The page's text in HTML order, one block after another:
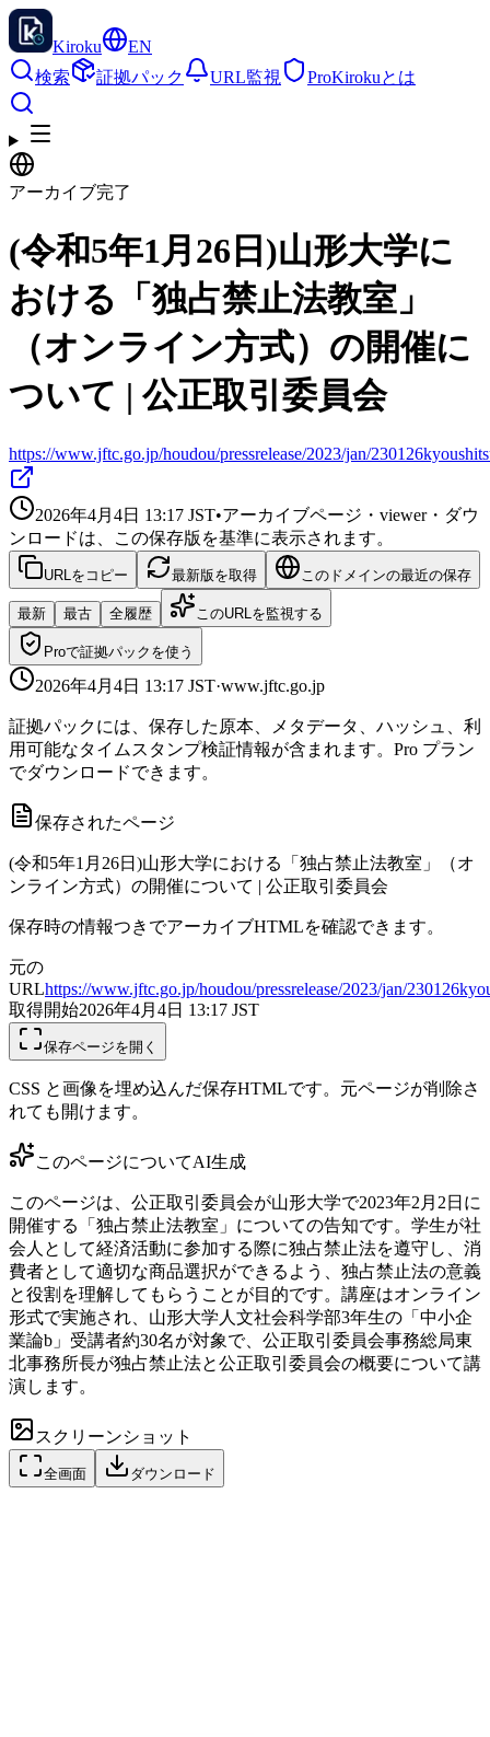
Kiroku
EN
検索
証拠パック URL監視 ProKirokuとは
アーカイブ完了
(令和5年1月26日)山形大学に
おける「独占禁止法教室」
（オンライン方式）の開催に
ついて | 公正取引委員会
https://www.jftc.go.jp/houdou/pressrelease/2023/jan/
2026年4月4日 13:17 JST•アーカイブページ・viewer・ダウ
ンロードは、この保存版を基準に表示されます。
URLをコピー 最新版を取得 このドメインの最近の保存
最新 最古 全履歴 このURLを監視する
Proで証拠パックを使う
2026年4月4日 13:17 JST·www.jftc.go.jp
証拠パックには、保存した原本、メタデータ、ハッシュ、利
用可能なタイムスタンプ検証情報が含まれます。Pro プラン
でダウンロードできます。
保存されたページ
(令和5年1月26日)山形大学における「独占禁止法教室」（オ
ンライン方式）の開催について | 公正取引委員会
保存時の情報つきでアーカイブHTMLを確認できます。
元の
URLhttps://www.jftc.go.jp/houdou/pressrelease/2023/jan/
取得開始2026年4月4日 13:17 JST
保存ページを開く
CSS と画像を埋め込んだ保存HTMLです。元ページが削除さ
れても開けます。
このページについてAI生成
このページは、公正取引委員会が山形大学で2023年2月2日に
開催する「独占禁止法教室」についての告知です。学生が社
会人として経済活動に参加する際に独占禁止法を遵守し、消
費者として適切な商品選択ができるよう、独占禁止法の意義
と役割を理解してもらうことが目的です。講座はオンライン
形式で実施され、山形大学人文社会科学部3年生の「中小企
業論b」受講者約30名が対象で、公正取引委員会事務総局東
北事務所長が独占禁止法と公正取引委員会の概要について講
演します。
スクリーンショット
全画面 ダウンロード